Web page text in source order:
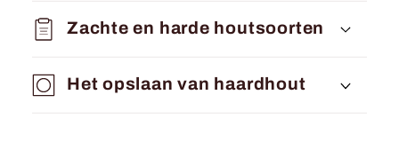
r
e
c
o
Zachte en harde houtsoorten
Het opslaan van haardhout